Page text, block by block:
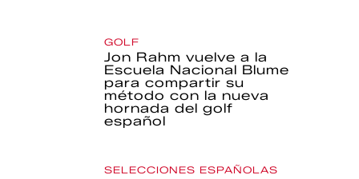
GOLF
Jon Rahm vuelve a la
Escuela Nacional Blume
para compartir su
método con la nueva
hornada del golf
español
SELECCIONES ESPAÑOLAS